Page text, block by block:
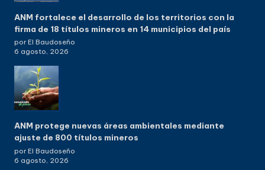
ANM fortalece el desarrollo de los territorios con la
firma de 18 títulos mineros en 14 municipios del país
por El Baudoseño
6 agosto, 2026
ANM protege nuevas áreas ambientales mediante
ajuste de 800 títulos mineros
por El Baudoseño
6 agosto, 2026